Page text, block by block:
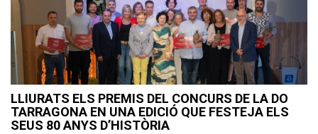
LLIURATS ELS PREMIS DEL CONCURS DE LA DO
TARRAGONA EN UNA EDICIÓ QUE FESTEJA ELS
SEUS 80 ANYS D’HISTÒRIA